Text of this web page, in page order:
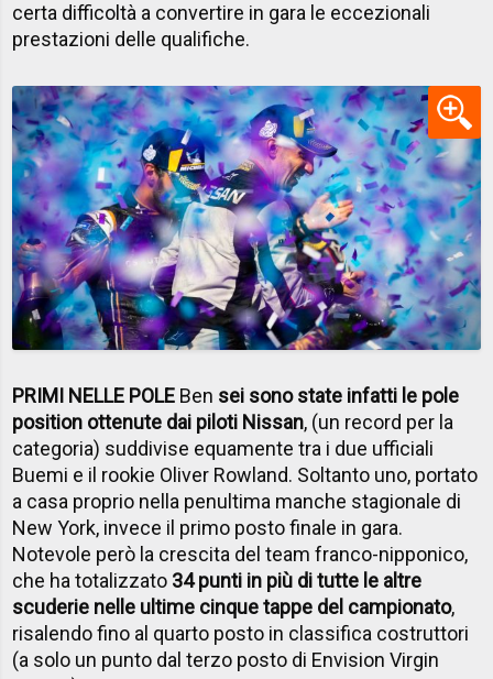
certa difficoltà a convertire in gara le eccezionali
prestazioni delle qualifiche.
PRIMI NELLE POLE Ben sei sono state infatti le pole
position ottenute dai piloti Nissan, (un record per la
categoria) suddivise equamente tra i due ufficiali
Buemi e il rookie Oliver Rowland. Soltanto uno, portato
a casa proprio nella penultima manche stagionale di
New York, invece il primo posto finale in gara.
Notevole però la crescita del team franco-nipponico,
che ha totalizzato 34 punti in più di tutte le altre
scuderie nelle ultime cinque tappe del campionato,
risalendo fino al quarto posto in classifica costruttori
(a solo un punto dal terzo posto di Envision Virgin